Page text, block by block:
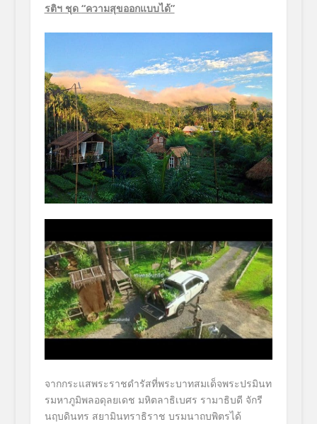
รติฯ ชุด “ความสุขออกแบบได้”
จากกระแสพระราชดำรัสที่พระบาทสมเด็จพระปรมินท
รมหาภูมิพลอดุลยเดช มหิตลาธิเบศร รามาธิบดี จักรี
นฤบดินทร สยามินทราธิราช บรมนาถบพิตรได้